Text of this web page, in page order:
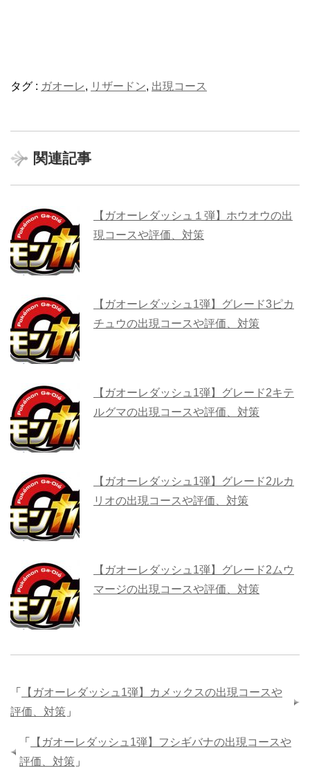
タグ : ガオーレ, リザードン, 出現コース
関連記事
【ガオーレダッシュ１弾】ホウオウの出
現コースや評価、対策
【ガオーレダッシュ1弾】グレード3ピカ
チュウの出現コースや評価、対策
【ガオーレダッシュ1弾】グレード2キテ
ルグマの出現コースや評価、対策
【ガオーレダッシュ1弾】グレード2ルカ
リオの出現コースや評価、対策
【ガオーレダッシュ1弾】グレード2ムウ
マージの出現コースや評価、対策
「
【ガオーレダッシュ1弾】カメックスの出現コースや
評価、対策 」
「
【ガオーレダッシュ1弾】フシギバナの出現コースや
評価、対策 」